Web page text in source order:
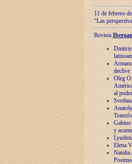
11 de febrero
“Las
Revista
Dmitriy
declive
Oleg
al poder
y
Elena
Natalia